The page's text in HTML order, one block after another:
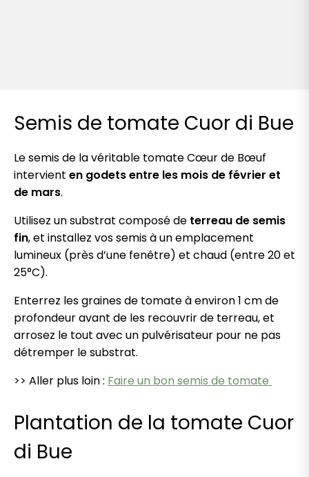
Semis de tomate Cuor di Bue
Le semis de la véritable tomate Cœur de Bœuf
intervient en godets entre les mois de février et
de mars.
Utilisez un substrat composé de terreau de semis
fin, et installez vos semis à un emplacement
lumineux (près d’une fenêtre) et chaud (entre 20 et
25°C).
Enterrez les graines de tomate à environ 1 cm de
profondeur avant de les recouvrir de terreau, et
arrosez le tout avec un pulvérisateur pour ne pas
détremper le substrat.
>> Aller plus loin : Faire un bon semis de tomate
Plantation de la tomate Cuor
di Bue